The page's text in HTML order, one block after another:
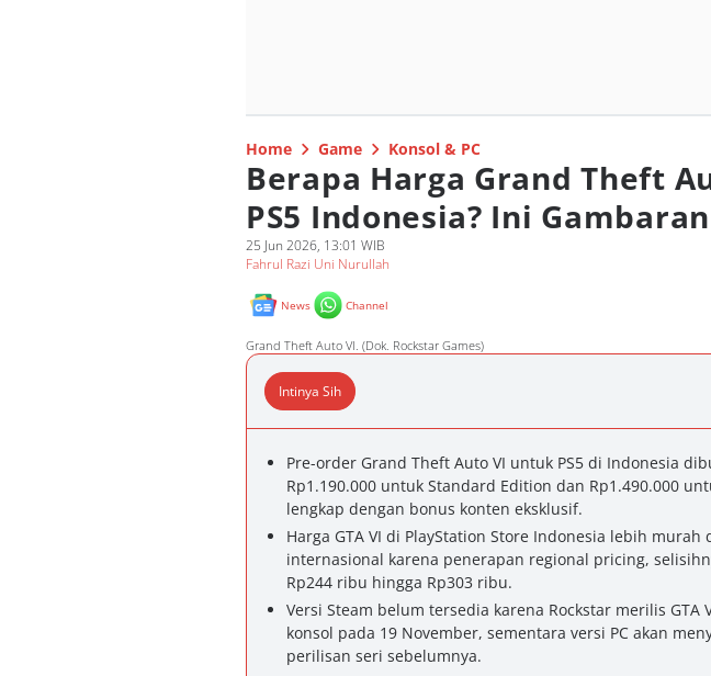
Home Game Konsol & PC
Berapa Harga Grand Theft
PS5 Indonesia? Ini
25 Jun 2026, 13:01 WIB
Fahrul Razi Uni Nurullah
News Channel
Grand Theft Auto VI. (Dok. Rockstar Games)
Intinya Sih
Pre-order Grand Theft Auto VI untuk PS5 di Indonesia
Rp1.190.000 untuk Standard Edition dan Rp1.490.000
lengkap dengan bonus konten eksklusif.
Harga GTA VI di PlayStation Store Indonesia lebih murah
internasional karena penerapan regional pricing,
Rp244 ribu hingga Rp303 ribu.
Versi Steam belum tersedia karena Rockstar merilis GTA
konsol pada 19 November, sementara versi PC akan
perilisan seri sebelumnya.